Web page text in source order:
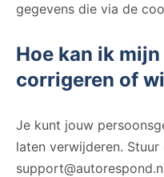
gegevens die via de
Hoe kan ik
corrigeren of
Je kunt jouw
laten verwijderen. Stuur